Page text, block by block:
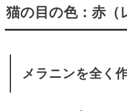
猫の目の色：赤（
メラニンを全く